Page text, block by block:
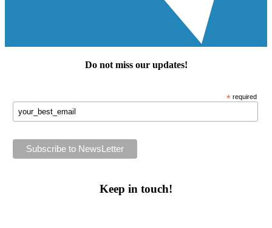
Do not miss our updates!
* required
Keep in touch!